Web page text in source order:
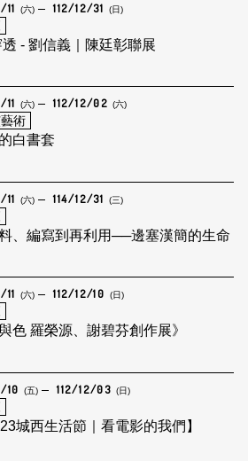
11 (六) 112/12/31 (日)
透 - 劉信義｜陳廷彰聯展
11 (六) 112/12/02 (六)
術
白書套
11 (六) 114/12/31 (三)
、編寫到再利用──邊塞漢簡的生命
11 (六) 112/12/10 (日)
與色 羅榮源、謝碧芬創作展》
10 (五) 112/12/03 (日)
城西生活節｜看電影的我們】